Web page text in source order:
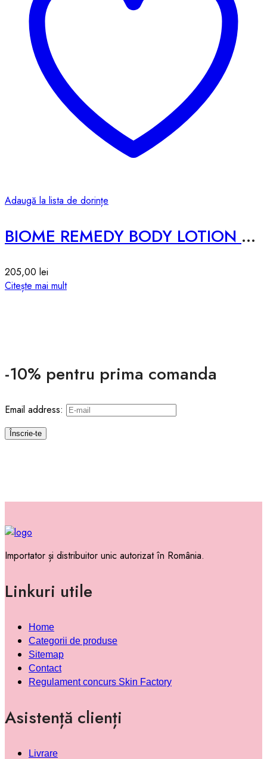
Adaugă la lista de dorințe
BIOME REMEDY BODY LOTION – 500ml
205,00 lei
Citește mai mult
-10% pentru prima comanda
Email address:
Importator și distribuitor unic autorizat în România.
Linkuri utile
Home
Categorii de produse
Sitemap
Contact
Regulament concurs Skin Factory
Asistență clienți
Livrare